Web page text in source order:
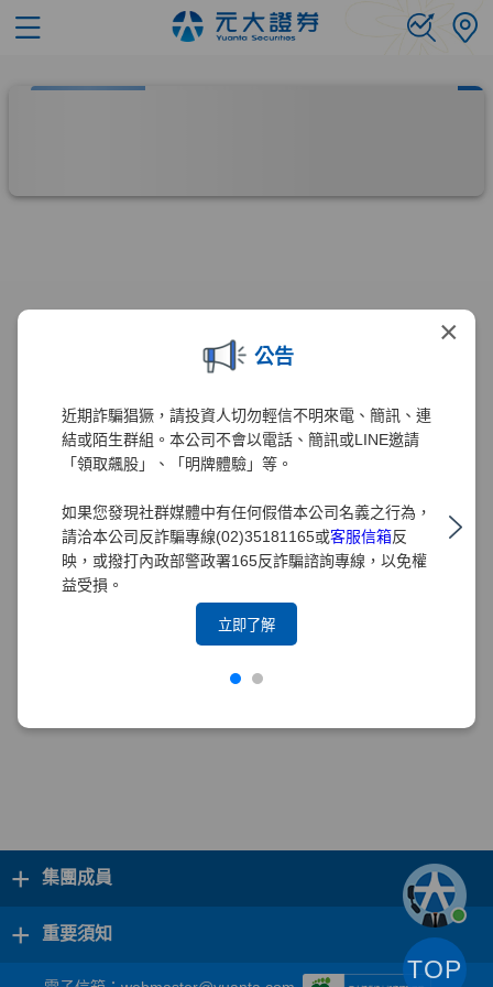
×
公告
近期詐騙猖獗，請投資人切勿輕信不明來電、簡訊、連
結或陌生群組。本公司不會以電話、簡訊或LINE邀請
「領取飆股」、「明牌體驗」等。
如果您發現社群媒體中有任何假借本公司名義之行為，
請洽本公司反詐騙專線(02)35181165或客服信箱反
映，或撥打內政部警政署165反詐騙諮詢專線，以免權
益受損。
立即了解
+ 集團成員
+ 重要須知
TOP